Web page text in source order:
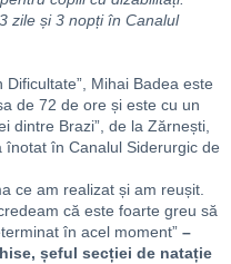
zile și 3 nopți în Canalul
Mihai Badea este
de 72 de ore și este cu un
dintre Brazi”, de la Zărnești,
în Canalul Siderurgic de
ce am realizat și am reușit.
că este foarte greu să
în acel moment” –
șeful secției de natație